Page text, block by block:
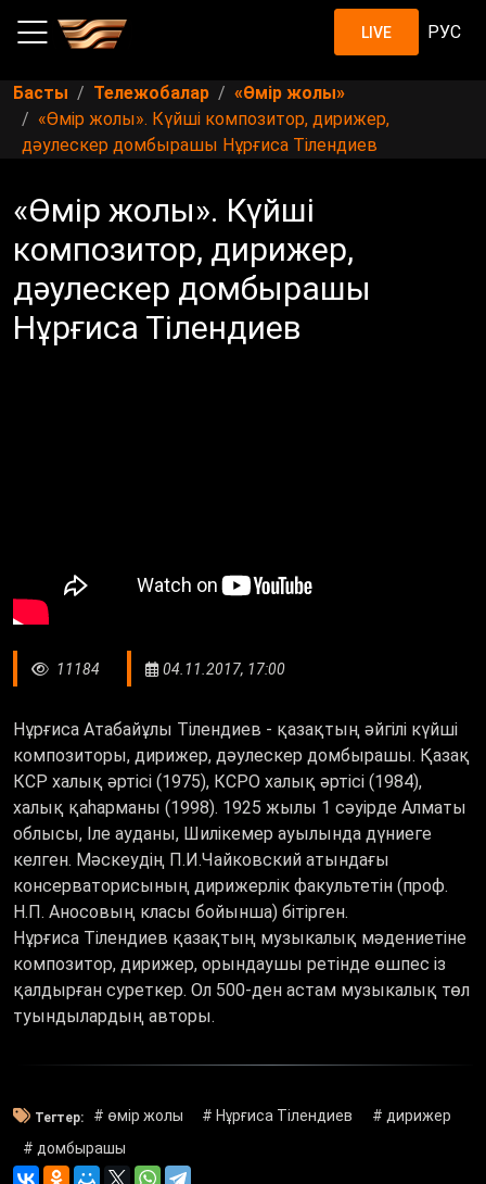
LIVE РУС
Басты Тележобалар
«Өмір жолы»
«Өмір жолы». Күйші композитор, дирижер,
дәулескер домбырашы Нұрғиса Тілендиев
«Өмір жолы». Күйші
композитор, дирижер,
дәулескер домбырашы
Нұрғиса Тілендиев
11184 04.11.2017, 17:00
Нұрғиса Атабайұлы Тілендиев - қазақтың әйгілі күйші
композиторы, дирижер, дәулескер домбырашы. Қазақ
КСР халық әртісі (1975), КСРО халық әртісі (1984),
халық қаһарманы (1998). 1925 жылы 1 сәуірде Алматы
облысы, Іле ауданы, Шилікемер ауылында дүниеге
келген. Мәскеудің П.И.Чайковский атындағы
консерваторисының дирижерлік факультетін (проф.
Н.П. Аносовың класы бойынша) бітірген.
Нұрғиса Тілендиев қазақтың музыкалық мәдениетіне
композитор, дирижер, орындаушы ретінде өшпес із
қалдырған суреткер. Ол 500-ден астам музыкалық төл
туындылардың авторы.
Тегтер: # өмір жолы # Нұрғиса Тілендиев
# дирижер
# домбырашы